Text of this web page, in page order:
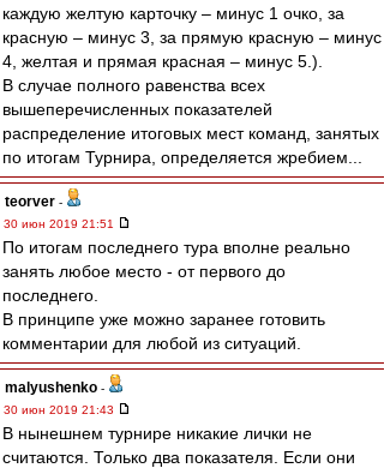
каждую желтую карточку – минус 1 очко, за
красную – минус 3, за прямую красную – минус
4, желтая и прямая красная – минус 5.).
В случае полного равенства всех
вышеперечисленных показателей
распределение итоговых мест команд, занятых
по итогам Турнира, определяется жребием...
teorver -
30 июн 2019 21:51
По итогам последнего тура вполне реально
занять любое место - от первого до
последнего.
В принципе уже можно заранее готовить
комментарии для любой из ситуаций.
malyushenko -
30 июн 2019 21:43
В нынешнем турнире никакие лички не
считаются. Только два показателя. Если они